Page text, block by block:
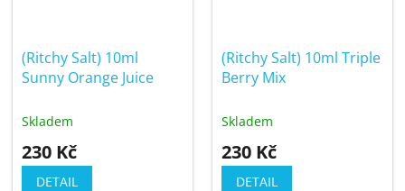
(Ritchy Salt) 10ml
Sunny Orange Juice
Skladem
230 Kč
DETAIL
(Ritchy Salt) 10ml Triple
Berry Mix
Skladem
230 Kč
DETAIL